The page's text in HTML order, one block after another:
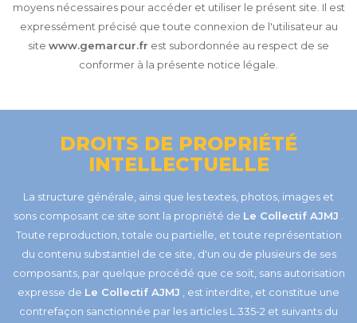
moyens nécessaires pour accéder et utiliser le présent site. Il est
expressément précisé que toute connexion de l'utilisateur au
site www.gemarcur.fr est subordonnée au respect de se
conformer à la présente notice légale.
DROITS DE PROPRIÉTÉ
INTELLECTUELLE
La structure générale, ainsi que les textes, photos, images et
sons composant ce site sont la propriété de Le Collectif AJMJ
Toute reproduction, totale ou partielle, et toute représentation
du contenu substantiel de ce site, d'un ou de plusieurs de ses
composants, par quelque procédé que ce soit, sans autorisation
expresse de Le Collectif AJMJ , est interdite, et constitue une
contrefaçon sanctionnée par les articles L.335-2 et suivants du